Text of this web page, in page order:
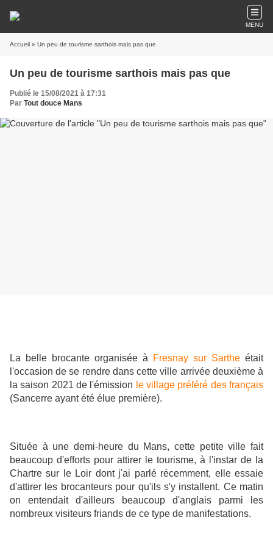
MENU
Accueil » Un peu de tourisme sarthois mais pas que
Un peu de tourisme sarthois mais pas que
Publié le 15/08/2021 à 17:31
Par Tout douce Mans
La belle brocante organisée à Fresnay sur Sarthe était
l'occasion de se rendre dans cette ville arrivée deuxième à
la saison 2021 de l'émission le village préféré des français
(Sancerre ayant été élue première).
Située à une demi-heure du Mans, cette petite ville fait
beaucoup d'efforts pour attirer le tourisme, à l'instar de la
Chartre sur le Loir dont j'ai parlé récemment, elle essaie
d'attirer les brocanteurs pour qu'ils s'y installent. Ce matin
on entendait d'ailleurs beaucoup d'anglais parmi les
nombreux visiteurs friands de ce type de manifestations.